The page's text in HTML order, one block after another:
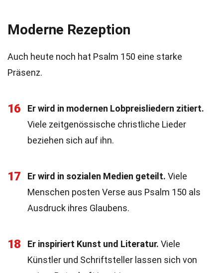
Moderne Rezeption
Auch heute noch hat Psalm 150 eine starke
Präsenz.
16
Er wird in modernen Lobpreisliedern zitiert.
Viele zeitgenössische christliche Lieder
beziehen sich auf ihn.
17 Er wird in sozialen Medien geteilt. Viele
Menschen posten Verse aus Psalm 150 als
Ausdruck ihres Glaubens.
18 Er inspiriert Kunst und Literatur. Viele
Künstler und Schriftsteller lassen sich von